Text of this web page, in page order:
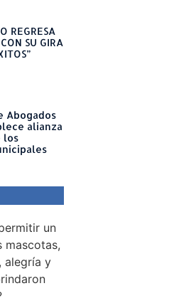
REGRESA
SU GIRA
Abogados
alianza
los
un
mascotas,
alegría y